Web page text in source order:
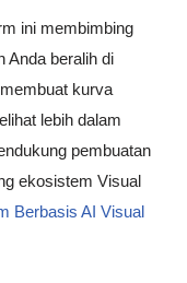
ini membimbing
Anda beralih di
kurva
lebih dalam
pembuatan
ekosistem Visual
Berbasis AI Visual